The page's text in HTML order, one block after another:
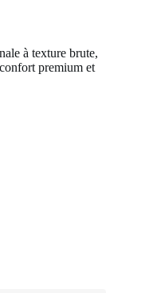
à texture brute,
premium et